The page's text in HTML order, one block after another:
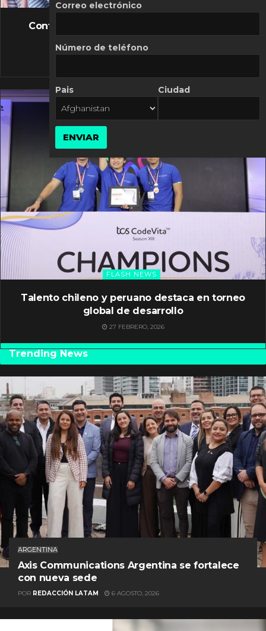
FLASH NEWS
Controversia de Mercado Libre por costos
10 MARZO, 2026
FLASH NEWS
Talento chileno y peruano destaca en torneo
global de desarrollo
27 FEBRERO, 2026
Trending News
ARGENTINA
Axis Communications Argentina se fortalece
con nueva sede
POR REDACCIÓN LATAM 6 AGOSTO, 2026
Correo electrónico
Número de teléfono
Pais Ciudad
ENVIAR